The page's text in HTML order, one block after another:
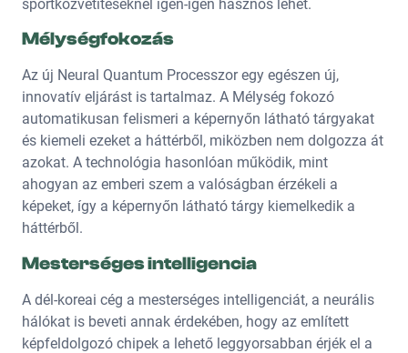
sportközvetítéseknél igen-igen hasznos lehet.
Mélységfokozás
Az új Neural Quantum Processzor egy egészen új,
innovatív eljárást is tartalmaz. A Mélység fokozó
automatikusan felismeri a képernyőn látható tárgyakat
és kiemeli ezeket a háttérből, miközben nem dolgozza át
azokat. A technológia hasonlóan működik, mint
ahogyan az emberi szem a valóságban érzékeli a
képeket, így a képernyőn látható tárgy kiemelkedik a
háttérből.
Mesterséges intelligencia
A dél-koreai cég a mesterséges intelligenciát, a neurális
hálókat is beveti annak érdekében, hogy az említett
képfeldolgozó chipek a lehető leggyorsabban érjék el a